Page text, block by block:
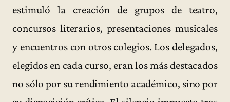
estimuló la creación de grupos de teatro,
concursos literarios, presentaciones musicales
y encuentros con otros colegios. Los delegados,
elegidos en cada curso, eran los más destacados
no sólo por su rendimiento académico, sino por